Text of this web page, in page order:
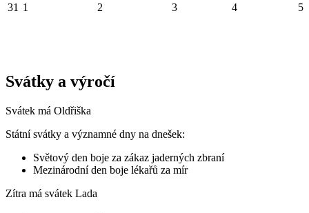
31 1 2 3 4 5
Svátky a výročí
Svátek má Oldřiška
Státní svátky a významné dny na dnešek:
Světový den boje za zákaz jaderných zbraní
Mezinárodní den boje lékařů za mír
Zítra má svátek Lada